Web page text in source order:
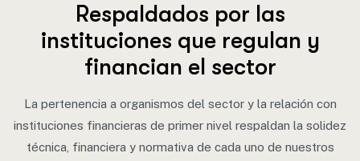
Respaldados por las
instituciones que regulan y
financian el sector
La pertenencia a organismos del sector y la relación con
instituciones financieras de primer nivel respaldan la solidez
técnica, financiera y normativa de cada uno de nuestros